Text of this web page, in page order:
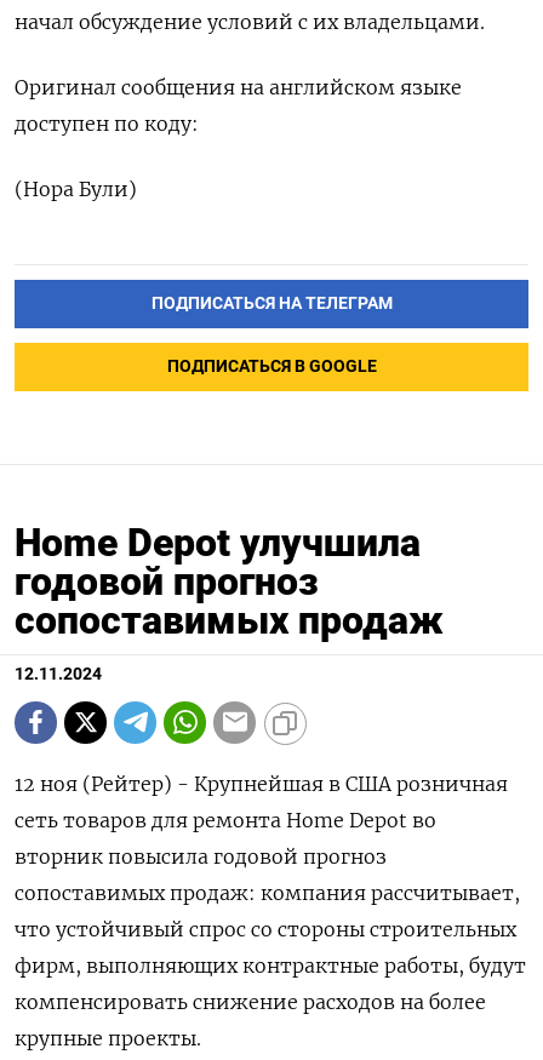
начал обсуждение условий с их владельцами.
Оригинал сообщения на английском языке
доступен по коду:
(Нора Були)
ПОДПИСАТЬСЯ НА ТЕЛЕГРАМ
ПОДПИСАТЬСЯ В GOOGLE
Home Depot улучшила
годовой прогноз
сопоставимых продаж
12.11.2024
12 ноя (Рейтер) - Крупнейшая в США розничная
сеть товаров для ремонта Home Depot во
вторник повысила годовой прогноз
сопоставимых продаж: компания рассчитывает,
что устойчивый спрос со стороны строительных
фирм, выполняющих контрактные работы, будут
компенсировать снижение расходов на более
крупные проекты.